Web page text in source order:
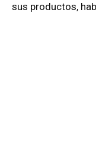
sus productos,